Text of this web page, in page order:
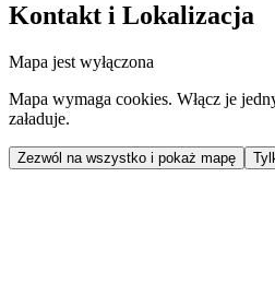
Kontakt i Lokalizacja
Mapa jest wyłączona
Mapa wymaga cookies. Włącz je
załaduje.
Zezwól na wszystko i pokaż mapę